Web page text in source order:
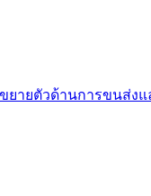
ยายตัวด้านการขนส่ง